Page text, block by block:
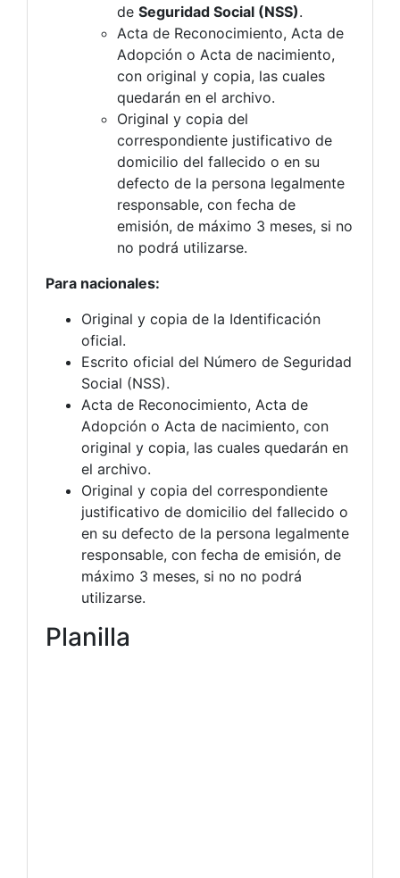
de Seguridad Social (NSS).
Acta de Reconocimiento, Acta de
Adopción o Acta de nacimiento,
con original y copia, las cuales
quedarán en el archivo.
Original y copia del
correspondiente justificativo de
domicilio del fallecido o en su
defecto de la persona legalmente
responsable, con fecha de
emisión, de máximo 3 meses, si no
no podrá utilizarse.
Para nacionales:
Original y copia de la Identificación
oficial.
Escrito oficial del Número de Seguridad
Social (NSS).
Acta de Reconocimiento, Acta de
Adopción o Acta de nacimiento, con
original y copia, las cuales quedarán en
el archivo.
Original y copia del correspondiente
justificativo de domicilio del fallecido o
en su defecto de la persona legalmente
responsable, con fecha de emisión, de
máximo 3 meses, si no no podrá
utilizarse.
Planilla